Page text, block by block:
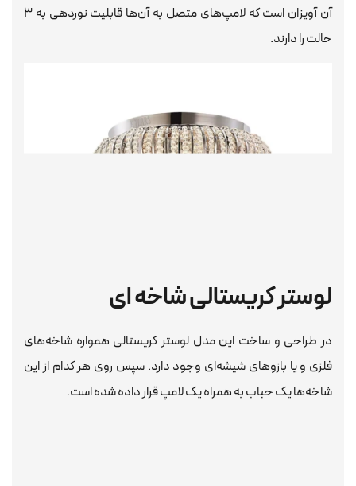
آن آویزان است که لامپ‌های متصل به آن‌ها قابلیت نوردهی به ۳
حالت را دارند.
لوستر کریستالی شاخه ای
در طراحی و ساخت این مدل لوستر کریستالی همواره شاخه‌های
فلزی و یا بازوهای شیشه‌ای وجود دارد. سپس روی هر کدام از این
شاخه‌ها یک حباب به همراه یک لامپ قرار داده شده است‌.